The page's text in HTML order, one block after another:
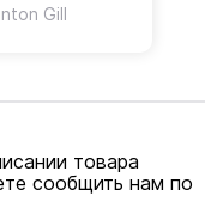
Gill
товара
сообщить нам по